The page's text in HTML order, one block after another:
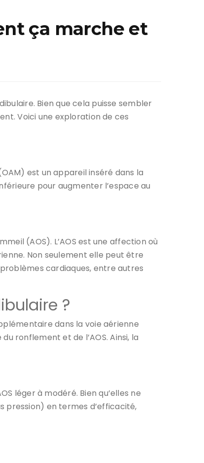
ça marche et
Bien que cela puisse sembler
Voici une exploration de ces
est un appareil inséré dans la
pour augmenter l’espace au
(AOS). L’AOS est une affection où
Non seulement elle peut être
cardiaques, entre autres
?
dans la voie aérienne
ronflement et de l’AOS. Ainsi, la
léger à modéré. Bien qu’elles ne
pression) en termes d’efficacité,